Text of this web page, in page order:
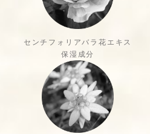
センチフォリアバラ花エキス
保湿成分